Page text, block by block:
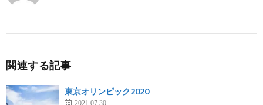
関連する記事
東京オリンピック2020
2021.07.30